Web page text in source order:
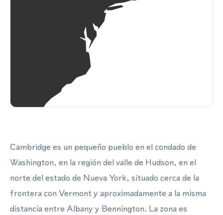
Cambridge es un pequeño pueblo en el condado de
Washington, en la región del valle de Hudson, en el
norte del estado de Nueva York, situado cerca de la
frontera con Vermont y aproximadamente a la misma
distancia entre Albany y Bennington. La zona es